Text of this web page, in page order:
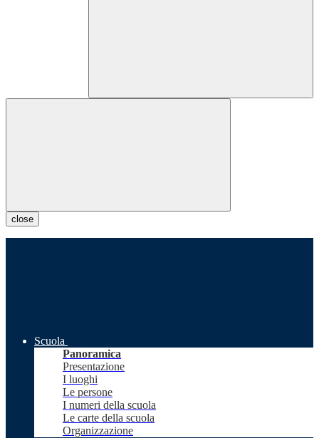
close
Scuola
Panoramica
Presentazione
I luoghi
Le persone
I numeri della scuola
Le carte della scuola
Organizzazione